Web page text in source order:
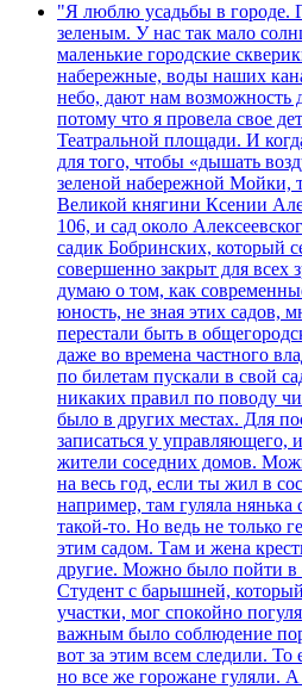
"Я люблю усадьбы в городе.
зеленым. У нас так мало
маленькие городские
набережные, воды наших
небо, дают нам возможность
потому что я провела свое
Театральной площади. И
для того, чтобы «дышать
зеленой набережной Мойки,
Великой княгини Ксении
106, и сад около
садик Бобринских, который
совершенно закрыт для всех
думаю о том, как
юность, не зная этих садов,
перестали быть в
даже во времена частного
по билетам пускали в свой
никаких правил по поводу
было в других местах. Для
записаться у управляющего,
жители соседних домов.
на весь год, если ты жил в
например, там гуляла нянька
такой-то. Но ведь не только
этим садом. Там и жена
другие. Можно было пойти в
Студент с барышней,
участки, мог спокойно
важным было соблюдение
вот за этим всем следили. То
но все же горожане гуляли.